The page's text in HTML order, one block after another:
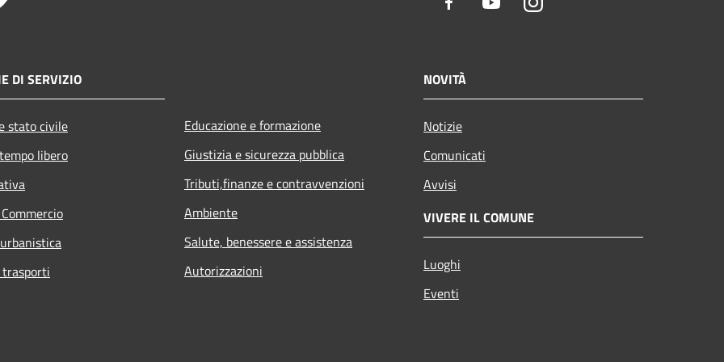
DI SERVIZIO
stato civile
libero
Educazione e formazione
Giustizia e sicurezza pubblica
Tributi,finanze e contravvenzioni
Ambiente
Salute, benessere e assistenza
Autorizzazioni
NOVITÀ
Notizie
Comunicati
Avvisi
VIVERE IL COMUNE
Luoghi
Eventi